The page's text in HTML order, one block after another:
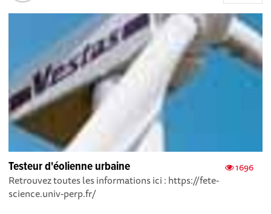
1696
Testeur d'éolienne urbaine
Retrouvez toutes les informations ici : https://fete-
science.univ-perp.fr/